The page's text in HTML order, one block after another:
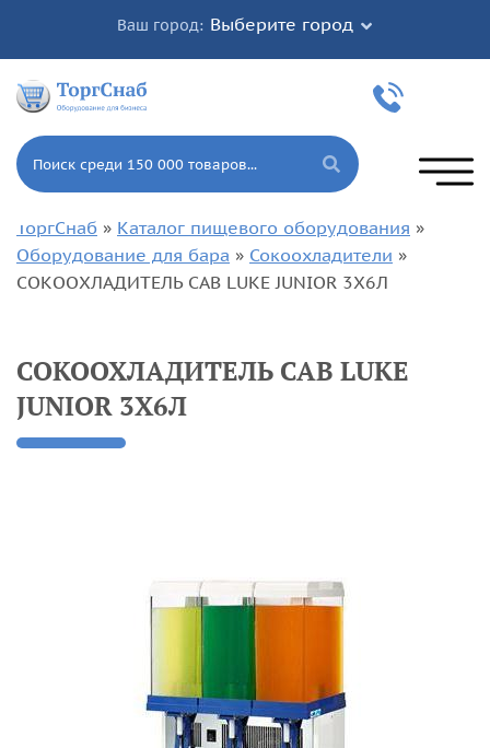
Ваш город: Выберите город
ТоргСнаб » Каталог пищевого оборудования »
Оборудование для бара » Сокоохладители »
СОКООХЛАДИТЕЛЬ CAB LUKE JUNIOR 3X6Л
СОКООХЛАДИТЕЛЬ CAB LUKE
JUNIOR 3X6Л